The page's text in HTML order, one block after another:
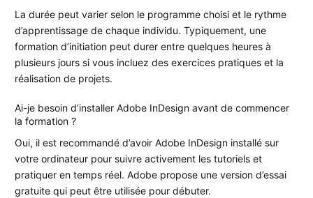
La durée peut varier selon le programme choisi et le rythme
d’apprentissage de chaque individu. Typiquement, une
formation d’initiation peut durer entre quelques heures à
plusieurs jours si vous incluez des exercices pratiques et la
réalisation de projets.
Ai-je besoin d’installer Adobe InDesign avant de commencer
la formation ?
Oui, il est recommandé d’avoir Adobe InDesign installé sur
votre ordinateur pour suivre activement les tutoriels et
pratiquer en temps réel. Adobe propose une version d’essai
gratuite qui peut être utilisée pour débuter.